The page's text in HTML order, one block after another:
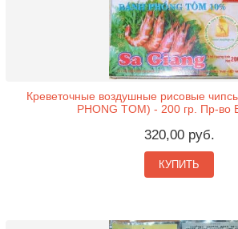
Креветочные воздушные рисовые
PHONG TOM) - 200 гр. Пр-во
320,00 руб.
КУПИТЬ